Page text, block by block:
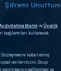
Şifremi Unuttum
Metni veÜyelik
bağlantıları kullanarak
Sözleşmesini kabul etmiş
verilerinizin, Grup
sağlanması ve